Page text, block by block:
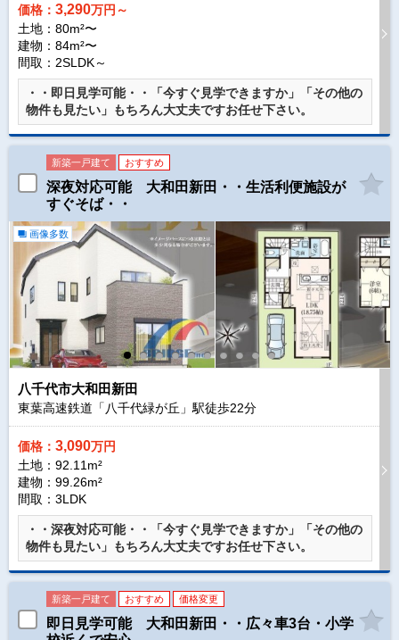
価格： 3,290万円～
土地：80m²〜
建物：84m²〜
間取：2SLDK～
・・即日見学可能・・「今すぐ見学できますか」「その他の
物件も見たい」もちろん大丈夫ですお任せ下さい。
新築一戸建て おすすめ
深夜対応可能 大和田新田・・生活利便施設が
すぐそば・・
画像多数
八千代市大和田新田
東葉高速鉄道「八千代緑が丘」駅徒歩22分
価格： 3,090万円
土地：92.11m²
建物：99.26m²
間取：3LDK
・・深夜対応可能・・「今すぐ見学できますか」「その他の
物件も見たい」もちろん大丈夫ですお任せ下さい。
新築一戸建て おすすめ 価格変更
即日見学可能 大和田新田・・広々車3台・小学